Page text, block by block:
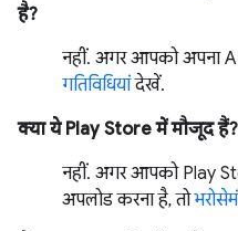
है?
नहीं. अगर आपको अपना
गतिविधियांदेखें.
क्या ये Play Store में मौजूद हैं?
नहीं. अगर आपको Play
अपलोड करना है, तो